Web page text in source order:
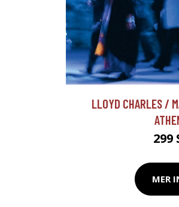
LLOYD CHARLES /
299
MER